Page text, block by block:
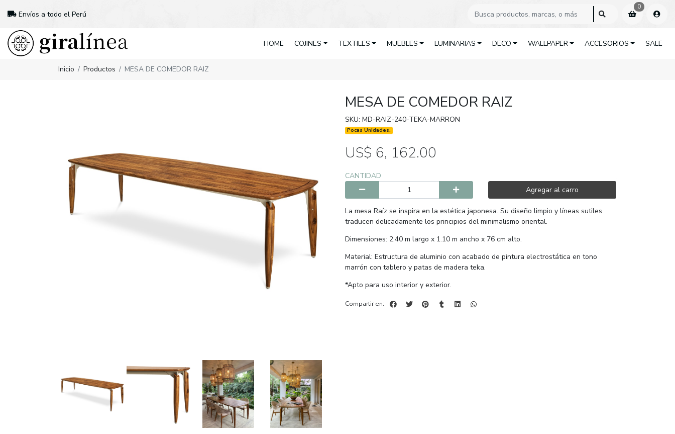
Envíos a todo el Perú
0
HOME COJINES TEXTILES MUEBLES LUMINARIAS DECO WALLPAPER ACCESORIOS SALE
Inicio Productos MESA DE COMEDOR RAIZ
MESA DE COMEDOR RAIZ
SKU: MD-RAIZ-240-TEKA-MARRON
Pocas Unidades.
US$ 6, 162.00
CANTIDAD
Agregar al carro
La mesa Raíz se inspira en la estética japonesa. Su diseño limpio y líneas sutiles
traducen delicadamente los principios del minimalismo oriental.
Dimensiones: 2.40 m largo x 1.10 m ancho x 76 cm alto.
Material: Estructura de aluminio con acabado de pintura electrostática en tono
marrón con tablero y patas de madera teka.
*Apto para uso interior y exterior.
Compartir en: